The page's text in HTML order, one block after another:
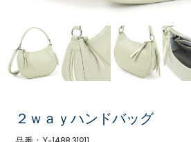
２ｗａｙハンドバッグ